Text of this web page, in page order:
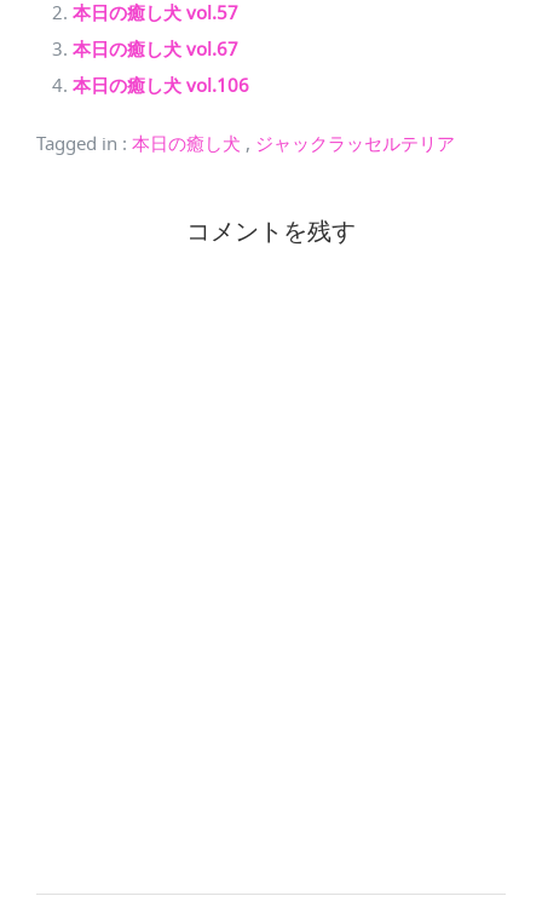
本日の癒し犬 vol.57
本日の癒し犬 vol.67
本日の癒し犬 vol.106
Tagged in : 本日の癒し犬 , ジャックラッセルテリア
コメントを残す